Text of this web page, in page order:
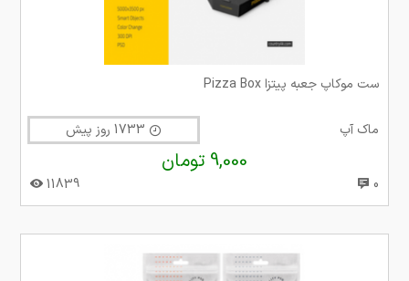
ست موکاپ جعبه پیتزا Pizza Box
ماک آپ
9,000 تومان
0
11839